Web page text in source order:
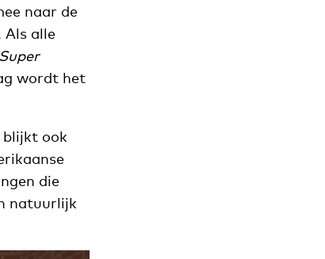
naar de
alle
Super
wordt het
blijkt ook
die
natuurlijk